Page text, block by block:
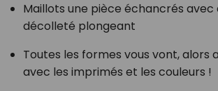
Maillots une pièce échancrés avec
décolleté plongeant
Toutes les formes vous vont, alors
avec les imprimés et les couleurs !